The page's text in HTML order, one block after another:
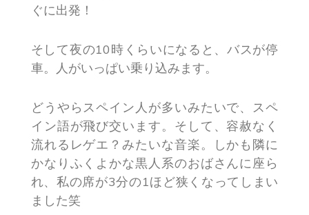
ぐに出発！
そして夜の10時くらいになると、バスが停
車。人がいっぱい乗り込みます。
どうやらスペイン人が多いみたいで、スペ
イン語が飛び交います。そして、容赦なく
流れるレゲエ？みたいな音楽。しかも隣に
かなりふくよかな黒人系のおばさんに座ら
れ、私の席が3分の1ほど狭くなってしまい
ました笑